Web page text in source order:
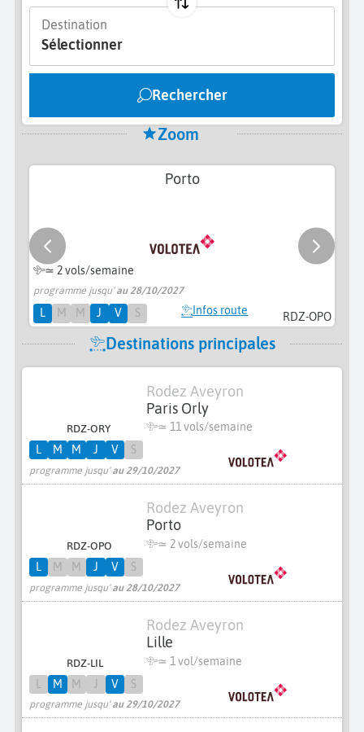
Destination
Sélectionner
Rechercher
Zoom
RDZ-OPO
Porto
≃ 2 vols/semaine
programme jusqu'au 28/10/2027
L M M J V S Infos route
Destinations principales
RDZ-ORY
Rodez Aveyron
Paris Orly
≃ 11 vols/semaine
programme jusqu'au 29/10/2027
L M M J V S
RDZ-OPO
Rodez Aveyron
Porto
≃ 2 vols/semaine
programme jusqu'au 28/10/2027
L M M J V S
RDZ-LIL
Rodez Aveyron
Lille
≃ 1 vol/semaine
programme jusqu'au 29/10/2027
M M V S